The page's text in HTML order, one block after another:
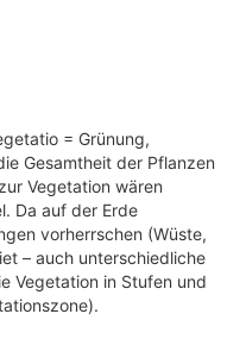
= Grünung,
Gesamtheit der Pflanzen
Vegetation wären
Da auf der Erde
vorherrschen (Wüste,
– auch unterschiedliche
Vegetation in Stufen und